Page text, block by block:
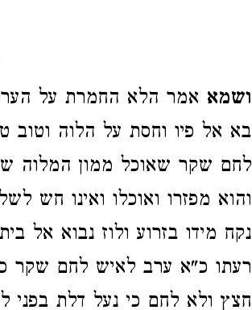
ושמא אמר הלא החמרת על
בא אל פיו וחסת על הלוה וטוב
לחם שקר שאוכל ממון המלוה
והוא מפזרו ואוכלו ואינו חש
נקח מידו בזרוע ולוז נבוא אל
רעתו כ"א ערב לאיש לחם שקר
חצץ ולא לחם כי נעל דלת בפני